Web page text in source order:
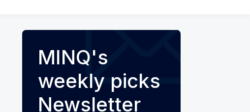
MINQ's
weekly picks
Newsletter